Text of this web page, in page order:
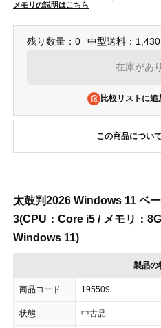
メモリの説明はこちら
残り数量：0 中型送料：1,430
在庫があ
比較リストに追
この商品につい
太鼓判2026 Windows 11 ベ
3(CPU：Core i5 / メモリ：
Windows 11)
製品の
商品コード 195509
状態 中古品